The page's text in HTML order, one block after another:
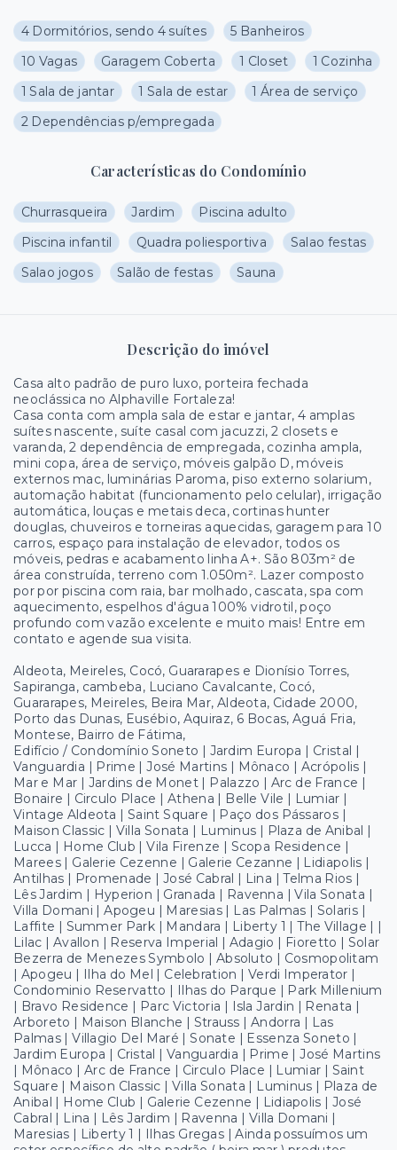
4 Dormitórios, sendo 4 suítes
5 Banheiros
10 Vagas
Garagem Coberta 1 Closet
1 Cozinha
1 Sala de jantar
1 Sala de estar
1 Área de serviço
2 Dependências p/empregada
Características do Condomínio
Churrasqueira Jardim
Piscina adulto
Piscina infantil
Quadra poliesportiva
Salao festas
Salao jogos
Salão de festas Sauna
Descrição do imóvel
Casa alto padrão de puro luxo, porteira fechada
neoclássica no Alphaville Fortaleza!
Casa conta com ampla sala de estar e jantar, 4 amplas
suítes nascente, suíte casal com jacuzzi, 2 closets e
varanda, 2 dependência de empregada, cozinha ampla,
mini copa, área de serviço, móveis galpão D, móveis
externos mac, luminárias Paroma, piso externo solarium,
automação habitat (funcionamento pelo celular), irrigação
automática, louças e metais deca, cortinas hunter
douglas, chuveiros e torneiras aquecidas, garagem para 10
carros, espaço para instalação de elevador, todos os
móveis, pedras e acabamento linha A+. São 803m² de
área construída, terreno com 1.050m². Lazer composto
por por piscina com raia, bar molhado, cascata, spa com
aquecimento, espelhos d'água 100% vidrotil, poço
profundo com vazão excelente e muito mais! Entre em
contato e agende sua visita.
Aldeota, Meireles, Cocó, Guararapes e Dionísio Torres,
Sapiranga, cambeba, Luciano Cavalcante, Cocó,
Guararapes, Meireles, Beira Mar, Aldeota, Cidade 2000,
Porto das Dunas, Eusébio, Aquiraz, 6 Bocas, Aguá Fria,
Montese, Bairro de Fátima,
Edifício / Condomínio Soneto | Jardim Europa | Cristal |
Vanguardia | Prime | José Martins | Mônaco | Acrópolis |
Mar e Mar | Jardins de Monet | Palazzo | Arc de France |
Bonaire | Circulo Place | Athena | Belle Vile | Lumiar |
Vintage Aldeota | Saint Square | Paço dos Pássaros |
Maison Classic | Villa Sonata | Luminus | Plaza de Anibal |
Lucca | Home Club | Vila Firenze | Scopa Residence |
Marees | Galerie Cezenne | Galerie Cezanne | Lidiapolis |
Antilhas | Promenade | José Cabral | Lina | Telma Rios |
Lês Jardim | Hyperion | Granada | Ravenna | Vila Sonata |
Villa Domani | Apogeu | Maresias | Las Palmas | Solaris |
Laffite | Summer Park | Mandara | Liberty 1 | The Village | |
Lilac | Avallon | Reserva Imperial | Adagio | Fioretto | Solar
Bezerra de Menezes Symbolo | Absoluto | Cosmopolitam
| Apogeu | Ilha do Mel | Celebration | Verdi Imperator |
Condominio Reservatto | Ilhas do Parque | Park Millenium
| Bravo Residence | Parc Victoria | Isla Jardin | Renata |
Arboreto | Maison Blanche | Strauss | Andorra | Las
Palmas | Villagio Del Maré | Sonate | Essenza Soneto |
Jardim Europa | Cristal | Vanguardia | Prime | José Martins
| Mônaco | Arc de France | Circulo Place | Lumiar | Saint
Square | Maison Classic | Villa Sonata | Luminus | Plaza de
Anibal | Home Club | Galerie Cezenne | Lidiapolis | José
Cabral | Lina | Lês Jardim | Ravenna | Villa Domani |
Maresias | Liberty 1 | Ilhas Gregas | Ainda possuímos um